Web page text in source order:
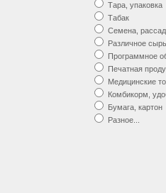
Тара, упаковка
Табак
Семена,
Различное
Программное
Печатная
Медицинские
Комбикорм,
Бумага, картон
Разное...